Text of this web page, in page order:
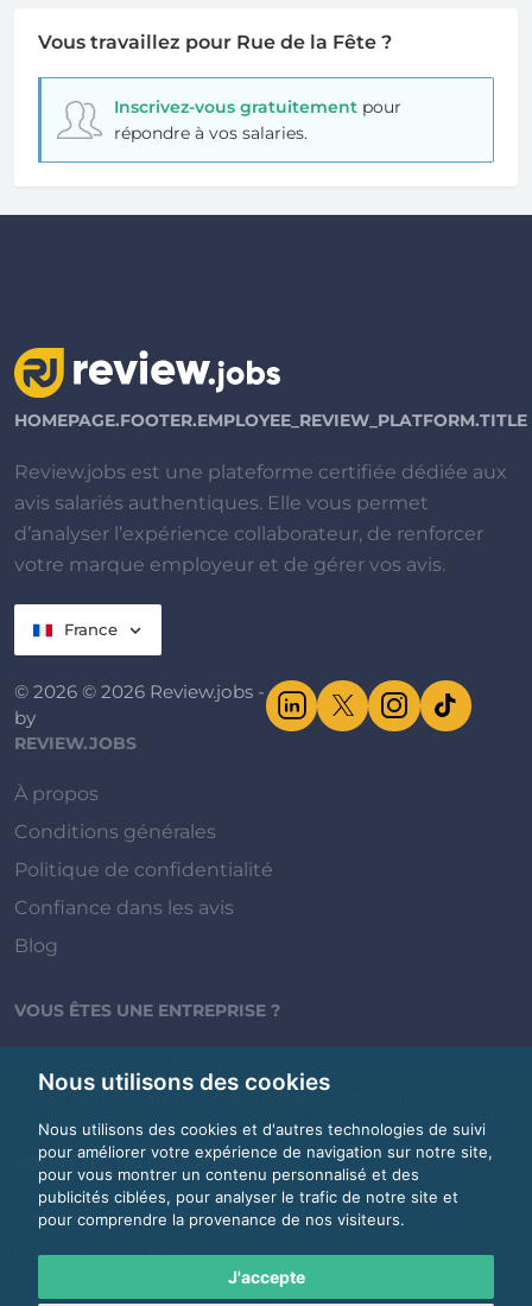
Nous utilisons des cookies
Nous utilisons des cookies et d'autres technologies de suivi
pour améliorer votre expérience de navigation sur notre site,
pour vous montrer un contenu personnalisé et des
publicités ciblées, pour analyser le trafic de notre site et
pour comprendre la provenance de nos visiteurs.
J'accepte
Vous travaillez pour Rue de la Fête ?
Inscrivez-vous gratuitementpour
répondre à vos salaries.
HOMEPAGE.FOOTER.EMPLOYEE_REVIEW_PLATFORM.TITLE
Review.jobs est une plateforme certifiée dédiée aux
avis salariés authentiques. Elle vous permet
d’analyser l’expérience collaborateur, de renforcer
votre marque employeur et de gérer vos avis.
France
© 2026 © 2026 Review.jobs -
by
REVIEW.JOBS
À propos
Conditions générales
Politique de confidentialité
Confiance dans les avis
Blog
VOUS ÊTES UNE ENTREPRISE ?
VOUS ÊTES UN SALARIÉ ?
Se connecter / Créer un compte
Catégories et fiches